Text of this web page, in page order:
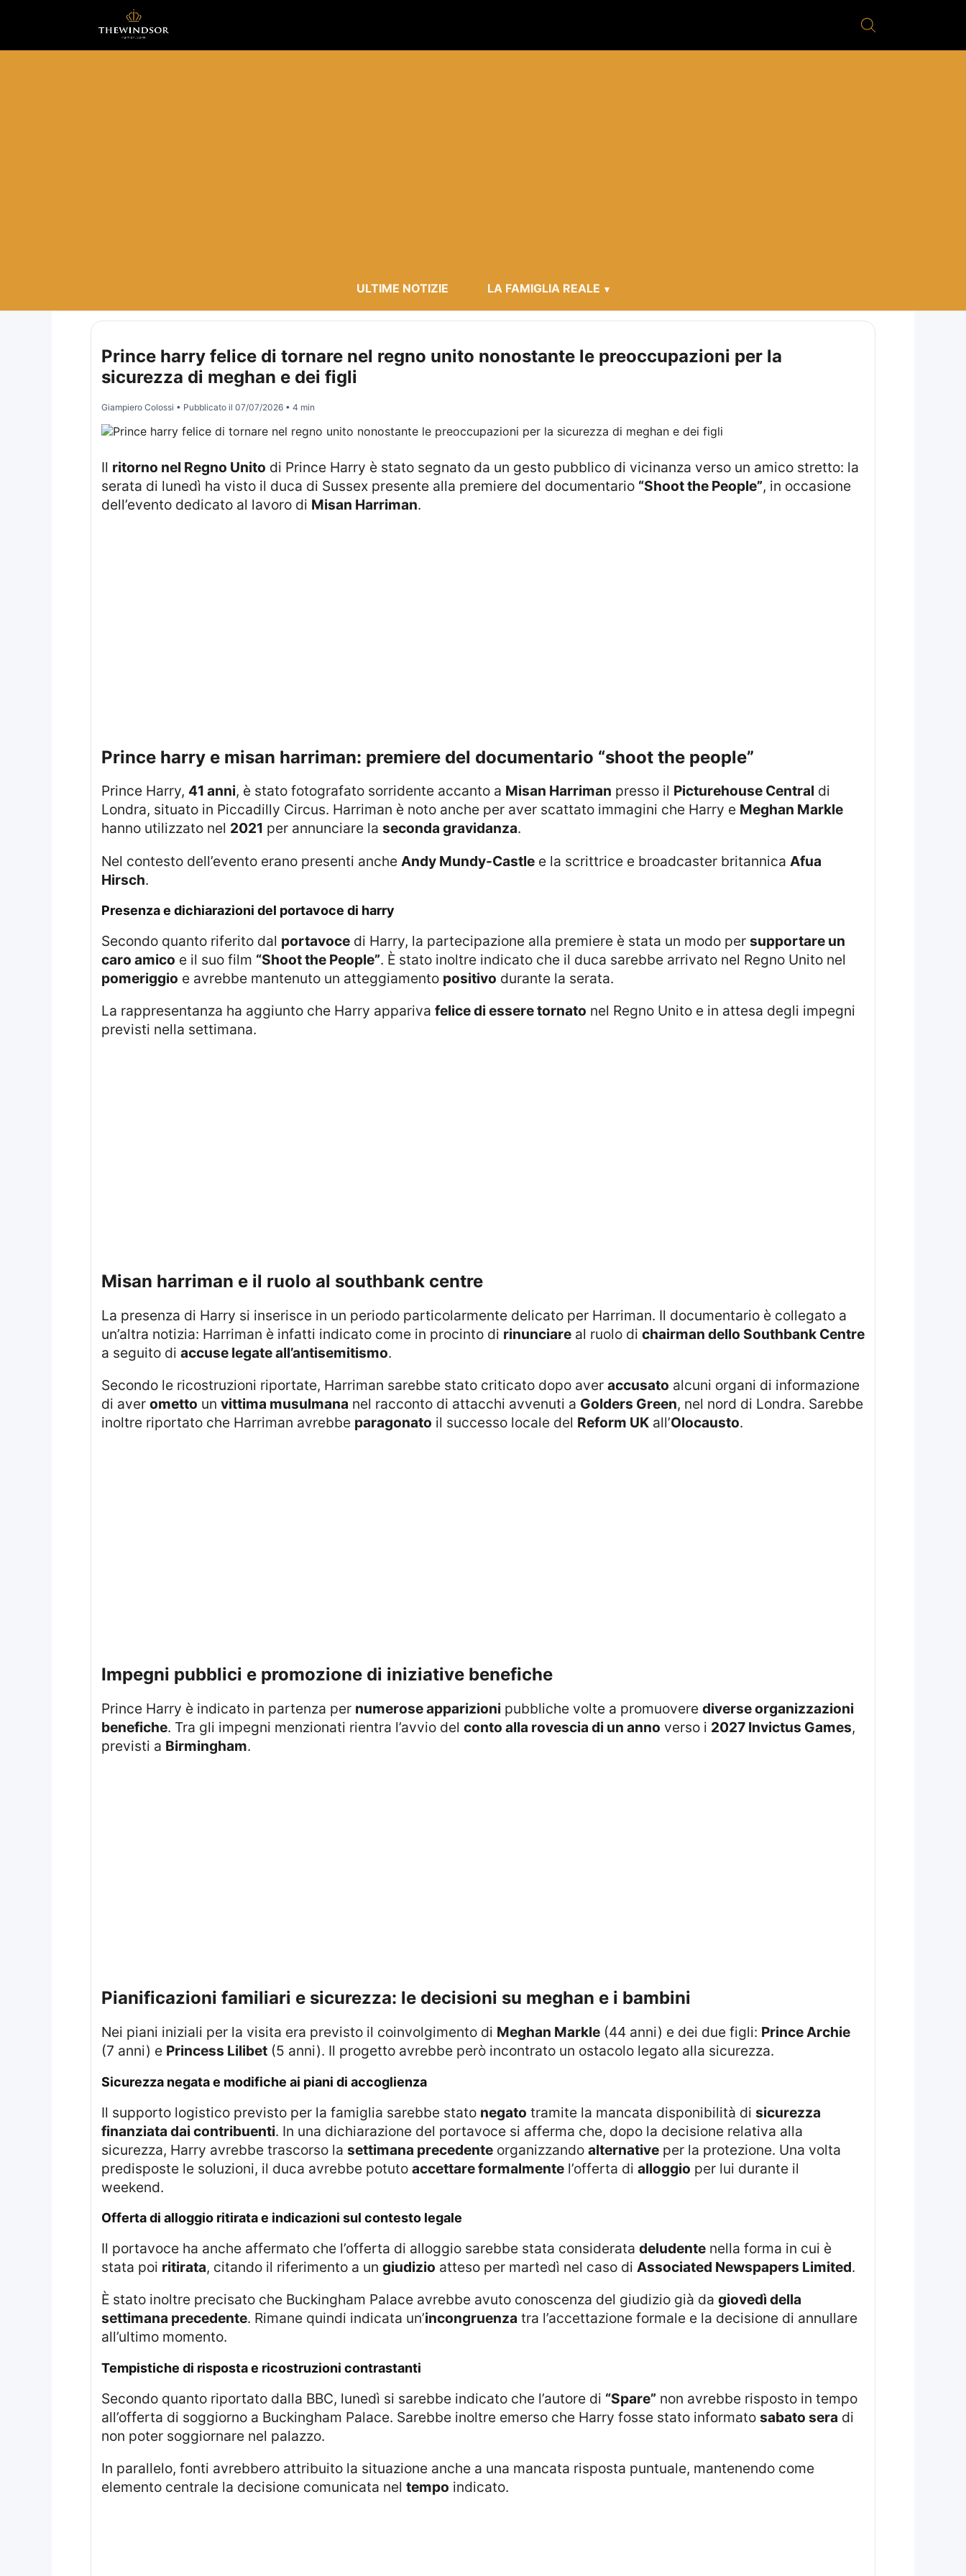
ULTIME NOTIZIE LA FAMIGLIA REALE
Prince harry felice di tornare nel regno unito nonostante le preoccupazioni per la
sicurezza di meghan e dei figli
Giampiero Colossi • Pubblicato il 07/07/2026• 4 min
Il ritorno nel Regno Unito di Prince Harry è stato segnato da un gesto pubblico di vicinanza verso un amico stretto: la
serata di lunedì ha visto il duca di Sussex presente alla premiere del documentario “Shoot the People”, in occasione
dell’evento dedicato al lavoro di Misan Harriman.
prince harry e misan harriman: premiere del documentario “shoot the people”
Prince Harry, 41 anni, è stato fotografato sorridente accanto a Misan Harriman presso il Picturehouse Central di
Londra, situato in Piccadilly Circus. Harriman è noto anche per aver scattato immagini che Harry e Meghan Markle
hanno utilizzato nel 2021 per annunciare la seconda gravidanza.
Nel contesto dell’evento erano presenti anche Andy Mundy-Castlee la scrittrice e broadcaster britannica Afua
Hirsch.
presenza e dichiarazioni del portavoce di harry
Secondo quanto riferito dal portavocedi Harry, la partecipazione alla premiere è stata un modo per supportare un
caro amico e il suo film “Shoot the People”. È stato inoltre indicato che il duca sarebbe arrivato nel Regno Unito nel
pomeriggio e avrebbe mantenuto un atteggiamento positivo durante la serata.
La rappresentanza ha aggiunto che Harry appariva felice di essere tornato nel Regno Unito e in attesa degli impegni
previsti nella settimana.
misan harriman e il ruolo al southbank centre
La presenza di Harry si inserisce in un periodo particolarmente delicato per Harriman. Il documentario è collegato a
un’altra notizia: Harriman è infatti indicato come in procinto di rinunciareal ruolo di chairman dello Southbank Centre
a seguito di accuse legate all’antisemitismo.
Secondo le ricostruzioni riportate, Harriman sarebbe stato criticato dopo aver accusato alcuni organi di informazione
di aver ometto un vittima musulmana nel racconto di attacchi avvenuti a Golders Green, nel nord di Londra. Sarebbe
inoltre riportato che Harriman avrebbe paragonato il successo locale del Reform UKall’Olocausto.
impegni pubblici e promozione di iniziative benefiche
Prince Harry è indicato in partenza per numerose apparizioni pubbliche volte a promuovere diverse organizzazioni
benefiche. Tra gli impegni menzionati rientra l’avvio del conto alla rovescia di un anno verso i 2027 Invictus Games,
previsti a Birmingham.
pianificazioni familiari e sicurezza: le decisioni su meghan e i bambini
Nei piani iniziali per la visita era previsto il coinvolgimento di Meghan Markle(44 anni) e dei due figli: Prince Archie
(7 anni) e Princess Lilibet(5 anni). Il progetto avrebbe però incontrato un ostacolo legato alla sicurezza.
sicurezza negata e modifiche ai piani di accoglienza
Il supporto logistico previsto per la famiglia sarebbe stato negato tramite la mancata disponibilità di sicurezza
finanziata dai contribuenti. In una dichiarazione del portavoce si afferma che, dopo la decisione relativa alla
sicurezza, Harry avrebbe trascorso la settimana precedenteorganizzando alternativeper la protezione. Una volta
predisposte le soluzioni, il duca avrebbe potuto accettare formalmentel’offerta di alloggio per lui durante il
weekend.
offerta di alloggio ritirata e indicazioni sul contesto legale
Il portavoce ha anche affermato che l’offerta di alloggio sarebbe stata considerata deludentenella forma in cui è
stata poi ritirata, citando il riferimento a un giudizio atteso per martedì nel caso di Associated Newspapers Limited.
È stato inoltre precisato che Buckingham Palace avrebbe avuto conoscenza del giudizio già da giovedì della
settimana precedente. Rimane quindi indicata un’incongruenza tra l’accettazione formale e la decisione di annullare
all’ultimo momento.
tempistiche di risposta e ricostruzioni contrastanti
Secondo quanto riportato dalla BBC, lunedì si sarebbe indicato che l’autore di “Spare” non avrebbe risposto in tempo
all’offerta di soggiorno a Buckingham Palace. Sarebbe inoltre emerso che Harry fosse stato informato sabato sera di
non poter soggiornare nel palazzo.
In parallelo, fonti avrebbero attribuito la situazione anche a una mancata risposta puntuale, mantenendo come
elemento centrale la decisione comunicata nel tempo indicato.